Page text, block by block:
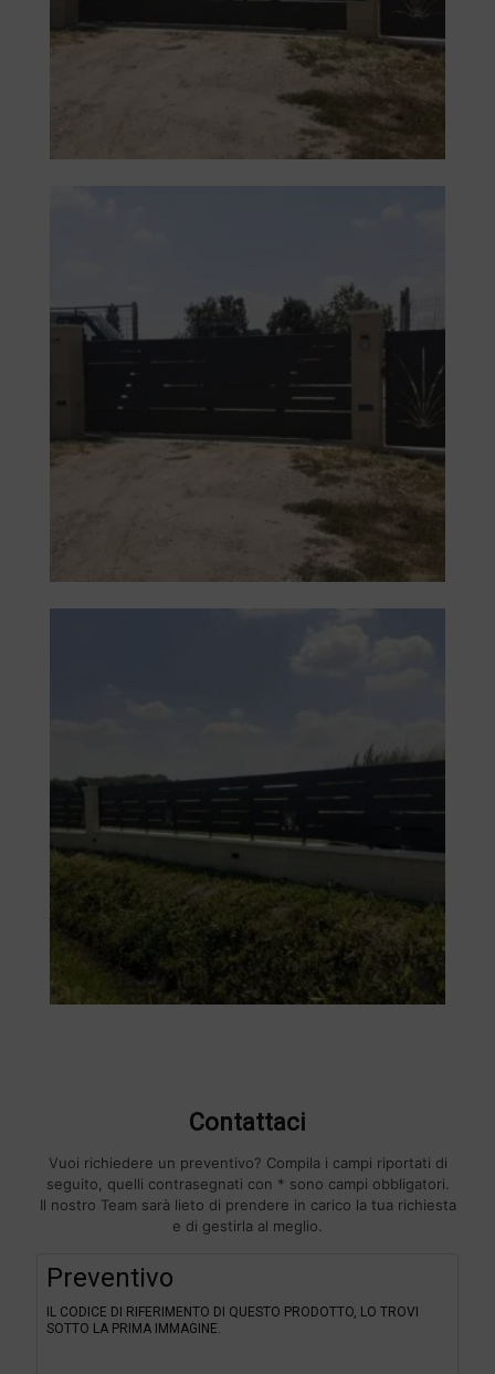
Contattaci
Vuoi richiedere un preventivo? Compila i campi riportati di
seguito, quelli contrasegnati con * sono campi obbligatori.
Il nostro Team sarà lieto di prendere in carico la tua richiesta
e di gestirla al meglio.
Preventivo
IL CODICE DI RIFERIMENTO DI QUESTO PRODOTTO, LO TROVI
SOTTO LA PRIMA IMMAGINE.